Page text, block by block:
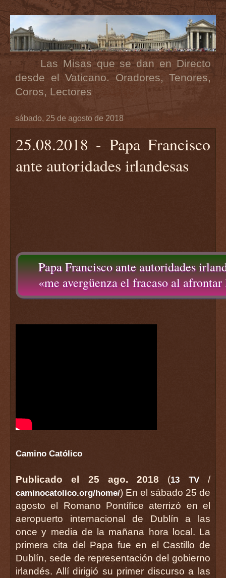
Las Misas que se dan en Directo
desde el Vaticano. Oradores, Tenores,
Coros, Lectores
sábado, 25 de agosto de 2018
25.08.2018 - Papa Francisco
ante autoridades irlandesas
Papa Francisco ante autoridades
«me avergüenza el fracaso al afrontar
Camino Católico
Publicado el 25 ago. 2018 (13 TV/
caminocatolico.org/home/) En el sábado 25 de
agosto el Romano Pontífice aterrizó en el
aeropuerto internacional de Dublín a las
once y media de la mañana hora local. La
primera cita del Papa fue en el Castillo de
Dublín, sede de representación del gobierno
irlandés. Allí dirigió su primer discurso a las